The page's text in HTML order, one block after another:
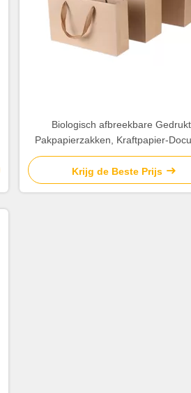
Biologisch afbreekbare
Pakpapierzakken, Kraftpapier-
de Hoge Duurzaamheid van
Krijg de Beste Prijs